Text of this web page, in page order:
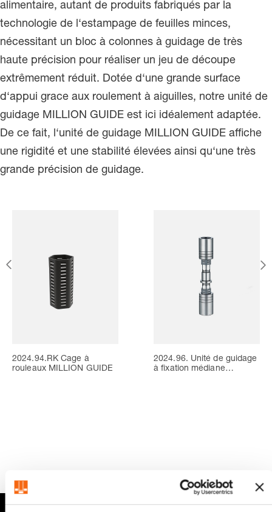
alimentaire, autant de produits fabriqués par la
technologie de l‘estampage de feuilles minces,
nécessitant un bloc à colonnes à guidage de très
haute précision pour réaliser un jeu de découpe
extrêmement réduit. Dotée d‘une grande surface
d‘appui grace aux roulement à aiguilles, notre unité de
guidage MILLION GUIDE est ici idéalement adaptée.
De ce fait, l‘unité de guidage MILLION GUIDE affiche
une rigidité et une stabilité élevées ainsi qu‘une très
grande précision de guidage.
2024.94.RK Cage à
rouleaux MILLION GUIDE
2024.96. Unité de guidage
à fixation médiane